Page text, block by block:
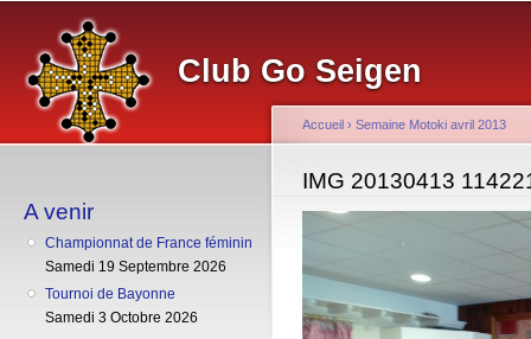
Club Go Seigen
A venir
Championnat de France féminin
Samedi 19 Septembre 2026
Tournoi de Bayonne
Samedi 3 Octobre 2026
Vous êtes ici
Accueil › Semaine Motoki avril 2013
IMG 20130413